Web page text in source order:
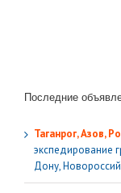
Последние
Таганрог, Азов,
экспедирование
Дону,